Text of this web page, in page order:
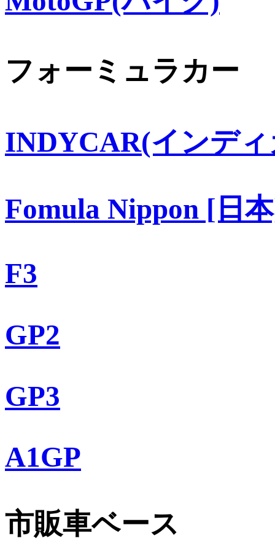
フォーミュラカー
INDYCAR(インデ
Fomula Nippon [日
F3
GP2
GP3
A1GP
市販車ベース